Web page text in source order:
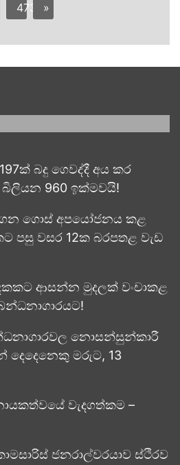
473 »
බදු ගෙවද්දී අය කර
960 ඉක්මවයි!
ගොස් අපයෝජනය කළ
පසු වසර 12ක බරපතළ වැඩ
ආසන්න මුදලක් වංචාකළ
නොසන්සුන්කාරී
දෙදෙනෙකු මරුට, 13
වැදගත්කම –
ජනරාල්වරයාව ස්ථිරව